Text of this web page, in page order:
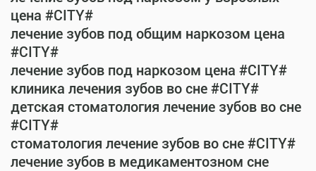
цена #CITY#
лечение зубов под общим наркозом цена
#CITY#
лечение зубов под наркозом цена #CITY#
клиника лечения зубов во сне #CITY#
детская стоматология лечение зубов во сне
#CITY#
стоматология лечение зубов во сне #CITY#
лечение зубов в медикаментозном сне